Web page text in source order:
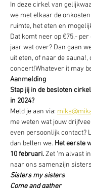
In deze cirkel van
we met elkaar de
ruimte, het eten en
Dat komt neer op €75,-
jaar wat over? Dan gaan
uit eten, of naar de sauna!,
concert!Whatever it may
Aanmelding
Stap jij in de besloten
in 2024?
Meld je aan via:
me weten wat jouw
even persoonlijk contact?
dan bellen we. Het eerste
10 februari. Zet ‘m alvast
naar ons samenzijn
Sisters my sisters
Come and gather